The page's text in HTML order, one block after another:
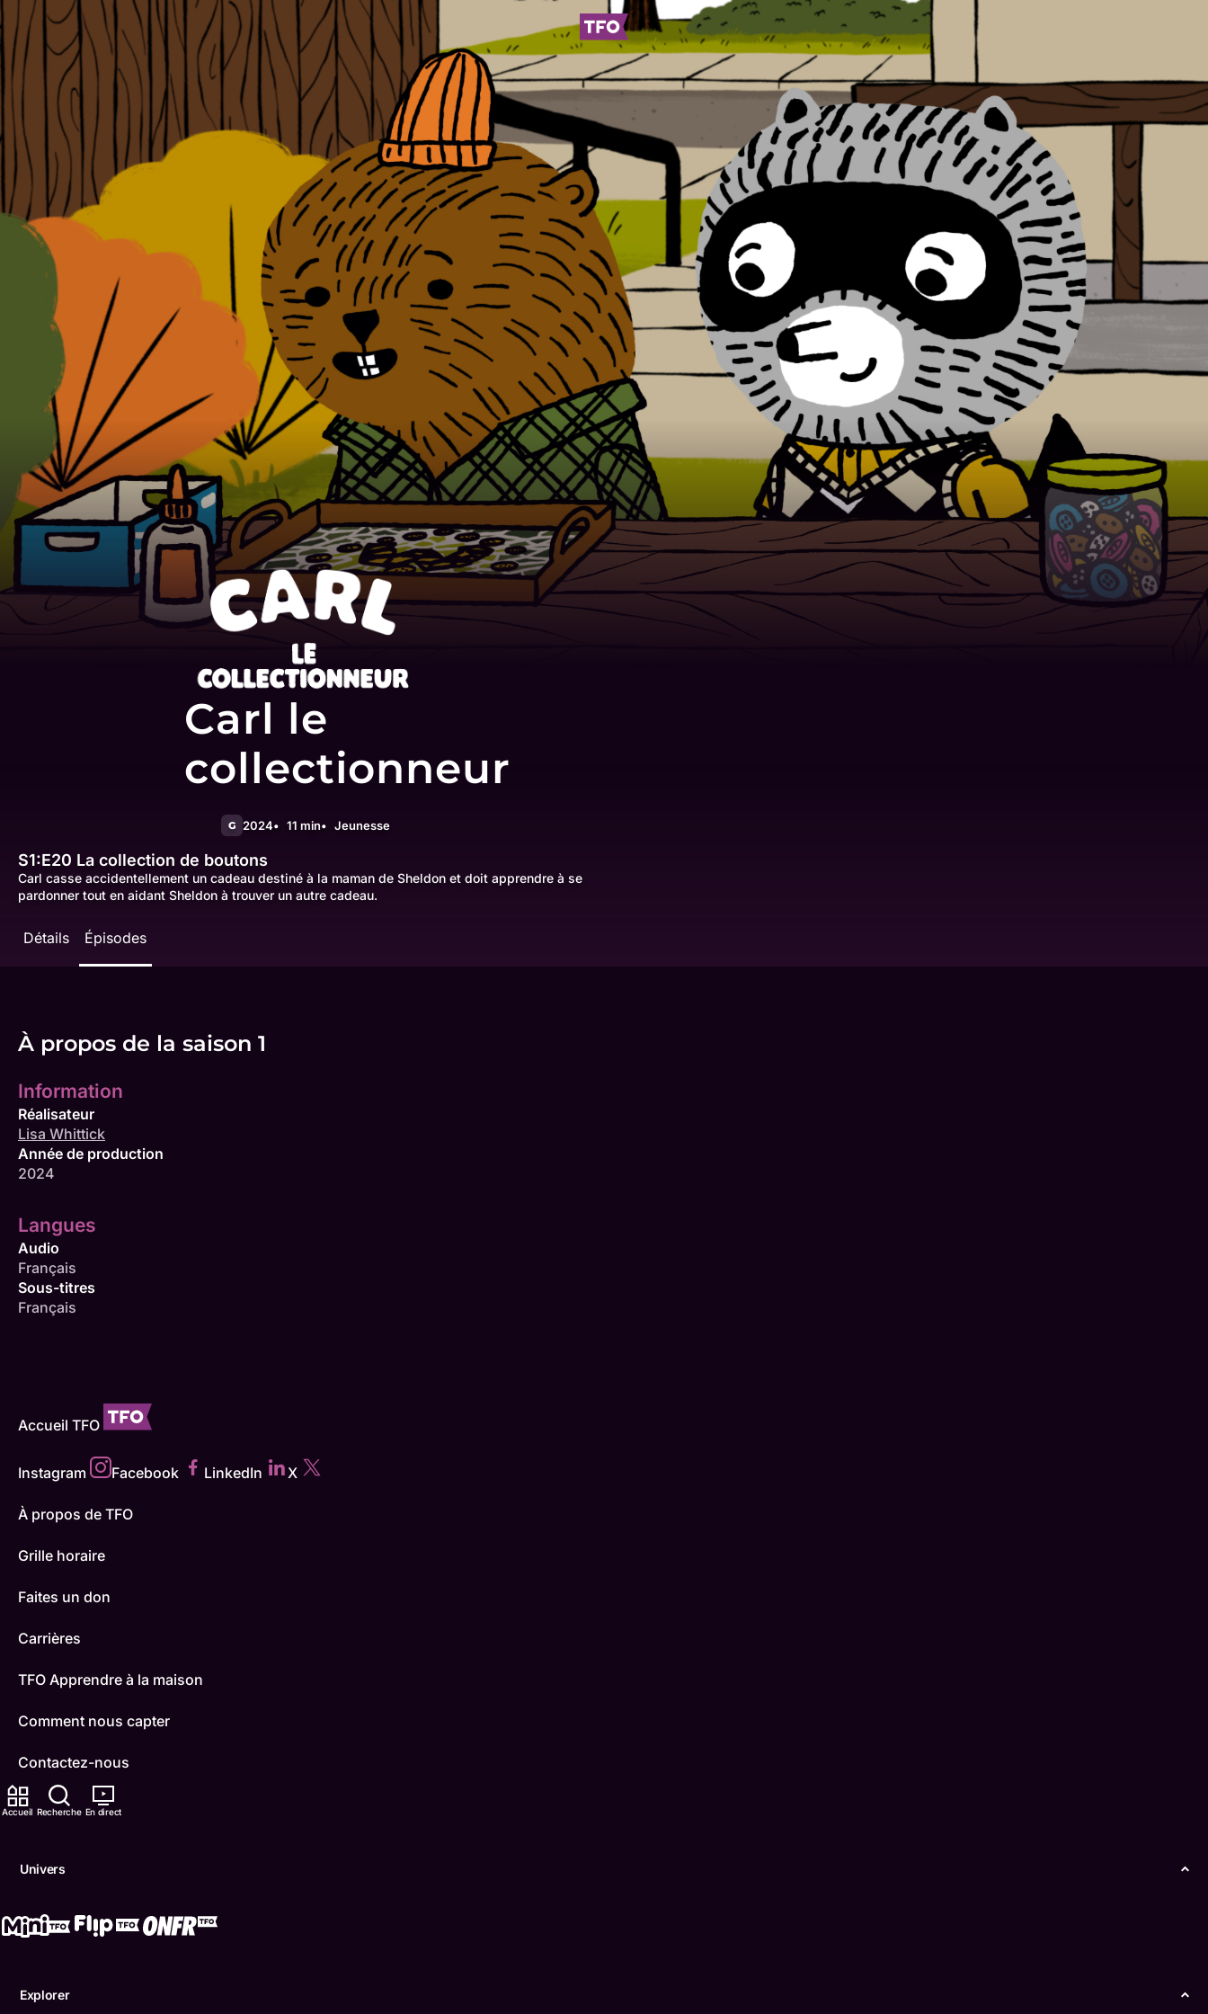
Accueil Recherche En direct
Univers
Explorer
Carl le
collectionneur
G 2024 11 min Jeunesse
S1:E20 La collection de boutons
Carl casse accidentellement un cadeau destiné à la maman de Sheldon et doit apprendre à se
pardonner tout en aidant Sheldon à trouver un autre cadeau.
Détails Épisodes
À propos de la saison 1
Information
Réalisateur
Lisa Whittick
Année de production
2024
Langues
Audio
Français
Sous-titres
Français
Accueil TFO
Instagram Facebook LinkedIn X
À propos de TFO
Grille horaire
Faites un don
Carrières
TFO Apprendre à la maison
Comment nous capter
Contactez-nous
ONFR
Conditions d'utilisation